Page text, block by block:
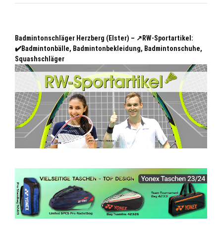
Badmintonschläger Herzberg (Elster) – ↗️RW-Sportartikel:
✔️Badmintonbälle, Badmintonbekleidung, Badmintonschuhe,
Squashschläger